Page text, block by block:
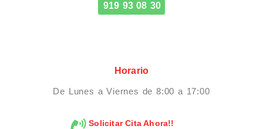
919 93 08 30
Horario
De Lunes a Viernes de 8:00 a 17:00
Solicitar Cita Ahora!!